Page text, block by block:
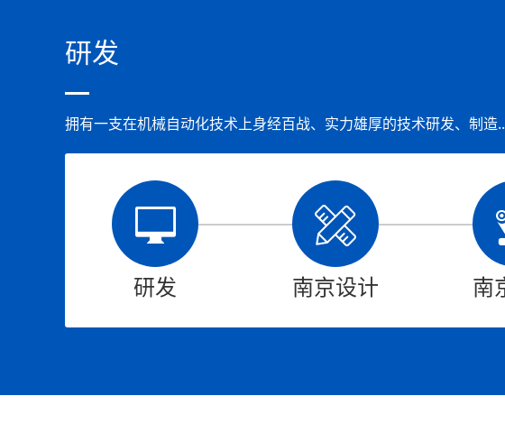
氧气袋气密检测
研发
拥有一支在机械自动化技术上身经百战、实力雄厚的技术研发、制造
研发 南京设计 南